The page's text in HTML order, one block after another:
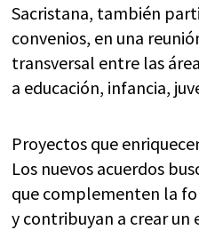
Sacristana, también
convenios, en una
transversal entre las
a educación, infancia,
Proyectos que
Los nuevos acuerdos
que complementen la
y contribuyan a crear